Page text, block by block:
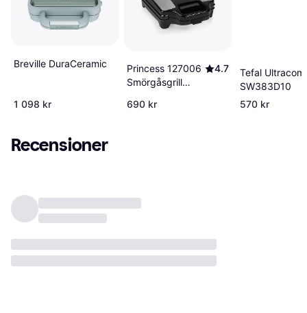
Breville DuraCeramic
1 098 kr
Princess 127006
Smörgåsgrill
4.7
690 kr
Tefal
SW383D10
570 kr
Recensioner